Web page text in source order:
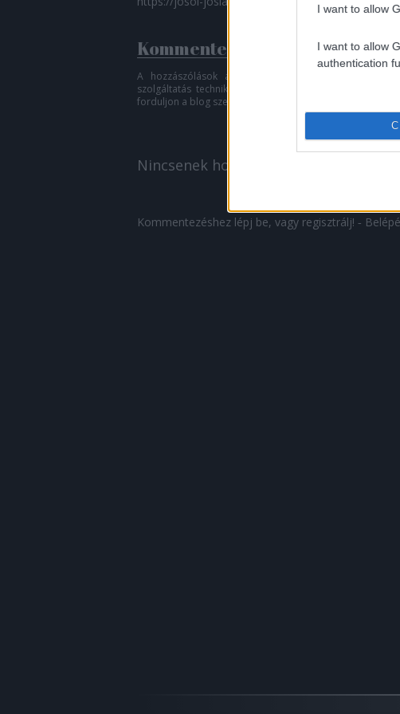
I want to allow
I want to allow
authentication
Kommentek:
A hozzászólások a
szolgáltatás technikai
forduljon a blog szerkesztőjéhez. Részletek a
Nincsenek hozzászólások.
Kommentezéshez lépj be, vagy regisztrálj! ‐